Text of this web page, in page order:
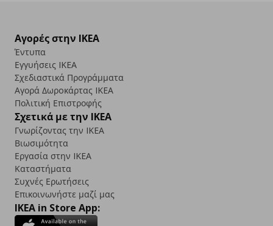
Αγορές στην IKEA
Έντυπα
Εγγυήσεις IKEA
Σχεδιαστικά Προγράμματα
Αγορά Δωρoκάρτας IKEA
Πολιτική Επιστροφής
Σχετικά με την IKEA
Γνωρίζοντας την IKEA
Βιωσιμότητα
Εργασία στην IKEA
Καταστήματα
Συχνές Ερωτήσεις
Επικοινωνήστε μαζί μας
IKEA in Store App: